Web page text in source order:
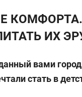
ИХ
вами
стать в